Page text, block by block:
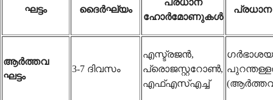
ഘട്ടം ദൈർഘ്യം
പ്രധാന
ഹോർമോണുകൾ
ആർത്തവ
ഘട്ടം
3-7 ദിവസം
എസ്ട്രജൻ,
പ്രൊജസ്റ്ററോൺ,
എഫ്എസ്എച്ച്
ഗർഭാശയ